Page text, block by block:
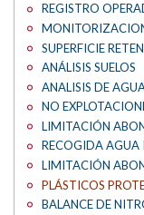
REGISTRO
SUPERFICIE
ANÁLISIS SUELOS
ANALISIS DE
NO
LIMITACIÓN
RECOGIDA AGUA
LIMITACIÓN
PLÁSTICOS
BALANCE DE